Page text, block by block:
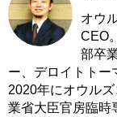
オウ
CEO
部卒
ー、デロイトトー
2020年にオウル
業省大臣官房臨時